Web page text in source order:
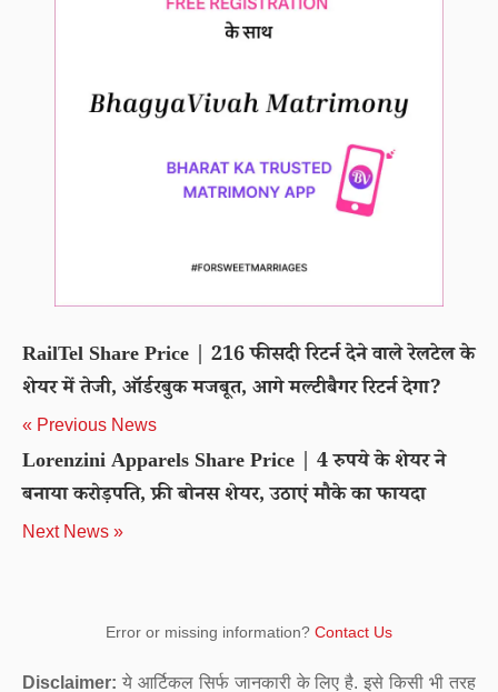
RailTel Share Price | 216 फीसदी रिटर्न देने वाले रेलटेल के
शेयर में तेजी, ऑर्डरबुक मजबूत, आगे मल्टीबैगर रिटर्न देगा?
« Previous News
Lorenzini Apparels Share Price | 4 रुपये के शेयर ने
बनाया करोड़पति, फ्री बोनस शेयर, उठाएं मौके का फायदा
Next News »
Error or missing information? Contact Us
Disclaimer: ये आर्टिकल सिर्फ जानकारी के लिए है. इसे किसी भी तरह